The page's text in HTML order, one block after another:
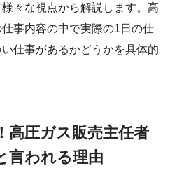
々な視点から解説します。高
事内容の中で実際の1日の仕
仕事があるかどうかを具体的
高圧ガス販売主任者
言われる理由